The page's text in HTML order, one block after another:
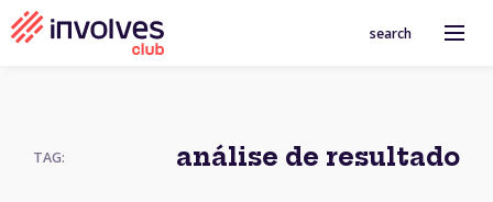
search
TAG: análise de resultado